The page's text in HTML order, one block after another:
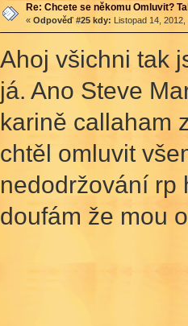
Re: Chcete se někomu Omluvit?
« Odpověď #25 kdy: Listopad 14,
Ahoj všichni tak
já. Ano Steve
karině callaham
chtěl omluvit
nedodržování rp
doufám že mou